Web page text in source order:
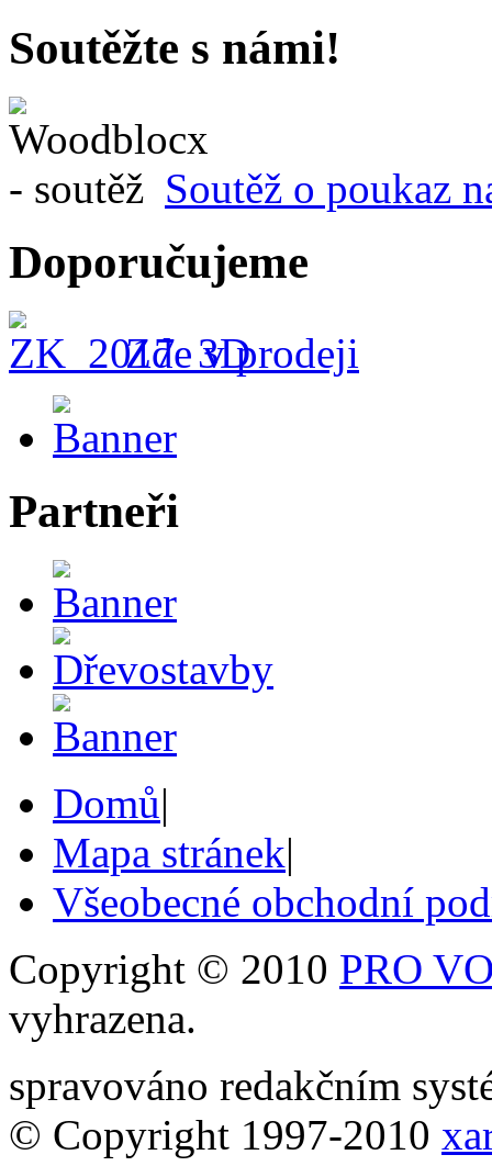
Soutěžte s námi!
Soutěž o poukaz
Doporučujeme
Zde v prodeji
Partneři
Domů|
Mapa stránek|
Všeobecné obchodní
Copyright © 2010 PRO
vyhrazena.
spravováno redakčním
© Copyright 1997-2010